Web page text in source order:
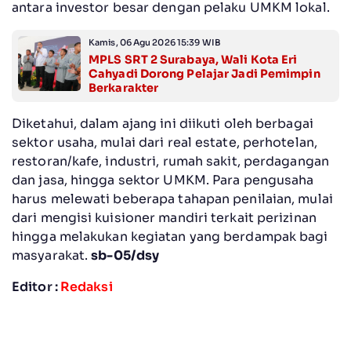
antara investor besar dengan pelaku UMKM lokal.
Kamis, 06 Agu 2026 15:39 WIB
MPLS SRT 2 Surabaya, Wali Kota Eri
Cahyadi Dorong Pelajar Jadi Pemimpin
Berkarakter
Diketahui, dalam ajang ini diikuti oleh berbagai
sektor usaha, mulai dari real estate, perhotelan,
restoran/kafe, industri, rumah sakit, perdagangan
dan jasa, hingga sektor UMKM. Para pengusaha
harus melewati beberapa tahapan penilaian, mulai
dari mengisi kuisioner mandiri terkait perizinan
hingga melakukan kegiatan yang berdampak bagi
masyarakat.sb-05/dsy
Editor :Redaksi